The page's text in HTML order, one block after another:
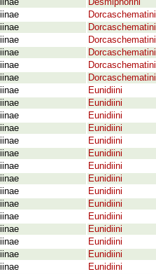
Desmiphorini
Dorcaschematini
Dorcaschematini
Dorcaschematini
Dorcaschematini
Dorcaschematini
Dorcaschematini
Eunidiini
Eunidiini
Eunidiini
Eunidiini
Eunidiini
Eunidiini
Eunidiini
Eunidiini
Eunidiini
Eunidiini
Eunidiini
Eunidiini
Eunidiini
Eunidiini
Eunidiini